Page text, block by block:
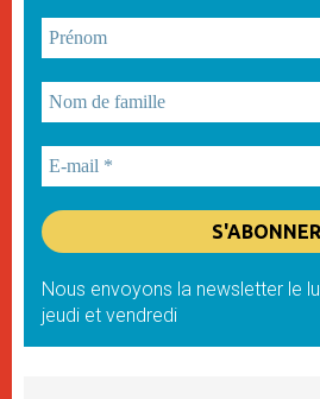
Nous envoyons la newsletter le
jeudi et vendredi